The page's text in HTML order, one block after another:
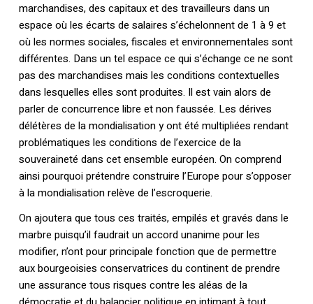
marchandises, des capitaux et des travailleurs dans un
espace où les écarts de salaires s’échelonnent de 1 à 9 et
où les normes sociales, fiscales et environnementales sont
différentes. Dans un tel espace ce qui s’échange ce ne sont
pas des marchandises mais les conditions contextuelles
dans lesquelles elles sont produites. Il est vain alors de
parler de concurrence libre et non faussée. Les dérives
délétères de la mondialisation y ont été multipliées rendant
problématiques les conditions de l’exercice de la
souveraineté dans cet ensemble européen. On comprend
ainsi pourquoi prétendre construire l’Europe pour s’opposer
à la mondialisation relève de l’escroquerie.
On ajoutera que tous ces traités, empilés et gravés dans le
marbre puisqu’il faudrait un accord unanime pour les
modifier, n’ont pour principale fonction que de permettre
aux bourgeoisies conservatrices du continent de prendre
une assurance tous risques contre les aléas de la